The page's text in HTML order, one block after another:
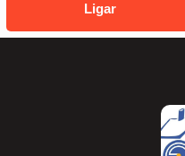
Ligar